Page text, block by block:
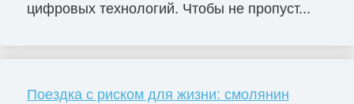
цифровых технологий. Чтобы не пропуст...
Поездка с риском для жизни: смолянин